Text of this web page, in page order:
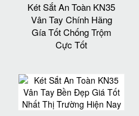
Két Sắt An Toàn KN35
Vân Tay Chính Hãng
Gía Tốt Chống Trộm
Cực Tốt